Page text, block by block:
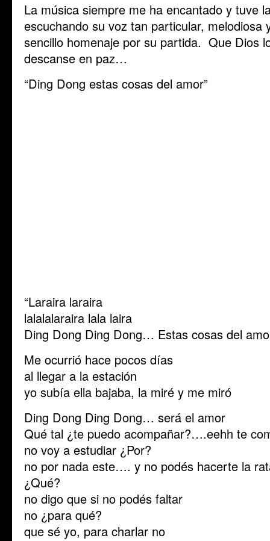
La música siempre me ha encantado y tuve
escuchando su voz tan particular, melodiosa
sencillo homenaje por su partida. Que Dios
descanse en paz…
“Ding Dong estas cosas del amor”
“Laraira laraira
lalalalaraira lala laira
Ding Dong Ding Dong… Estas cosas del
Me ocurrió hace pocos días
al llegar a la estación
yo subía ella bajaba, la miré y me miró
Ding Dong Ding Dong… será el amor
Qué tal ¿te puedo acompañar?….eehh te
no voy a estudiar ¿Por?
no por nada este…. y no podés hacerte la
¿Qué?
no digo que si no podés faltar
no ¿para qué?
que sé yo, para charlar no